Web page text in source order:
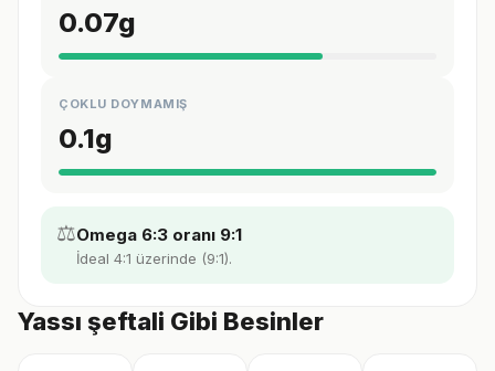
0.07g
ÇOKLU DOYMAMIŞ
0.1g
⚖️Omega 6:3 oranı 9:1
İdeal 4:1 üzerinde (9:1).
Yassı şeftali Gibi Besinler